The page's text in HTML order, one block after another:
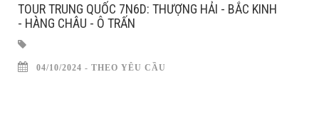
TOUR TRUNG QUỐC 7N6D: THƯỢNG HẢI - BẮC KINH
- HÀNG CHÂU - Ô TRẤN
04/10/2024 - THEO YÊU CẦU